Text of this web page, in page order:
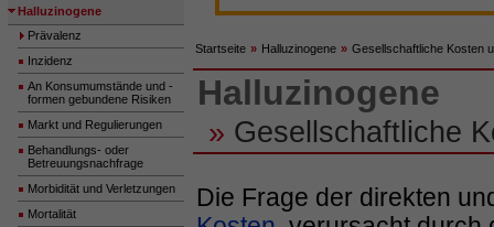
Halluzinogene
Prävalenz
Inzidenz
An Konsumumstände und -
formen gebundene Risiken
Markt und Regulierungen
Behandlungs- oder
Betreuungsnachfrage
Morbidität und Verletzungen
Mortalität
Startseite » Halluzinogene » Gesellschaftliche Kosten
Halluzinogene
» Gesellschaftliche
Die Frage der direkten